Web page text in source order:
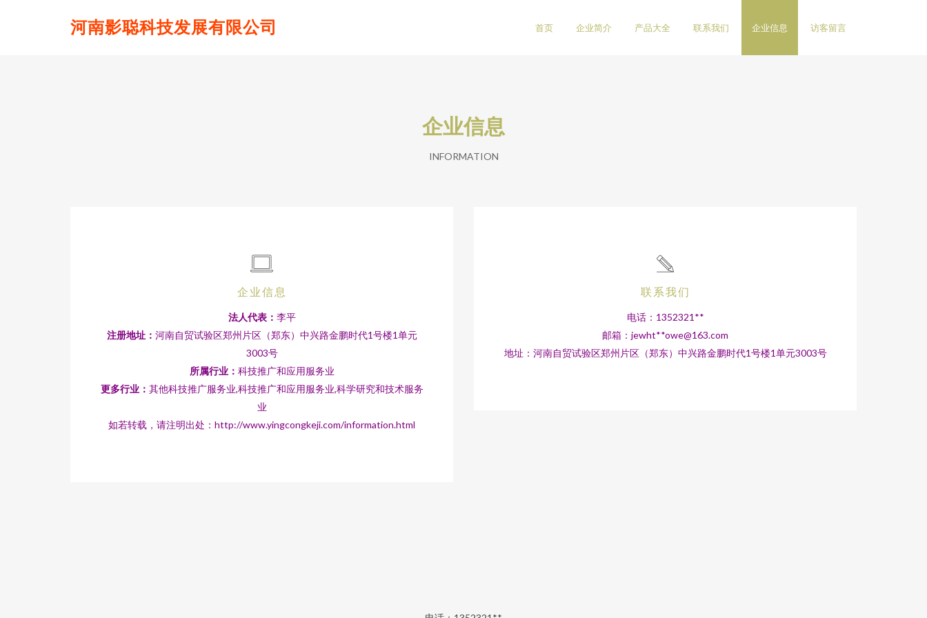
河南影聪科技发展有限公司 首页 企业简介 产品大全 联系我们 企业信息 访客留言
企业信息
INFORMATION
企业信息
法人代表： 李平
注册地址： 河南自贸试验区郑州片区（郑东）中兴路金鹏时代1号楼1单元
3003号
所属行业： 科技推广和应用服务业
更多行业： 其他科技推广服务业,科技推广和应用服务业,科学研究和技术服务
业
如若转载，请注明出处：http://www.yingcongkeji.com/information.html
联系我们
电话：1352321**
邮箱：jewht**owe@163.com
地址：河南自贸试验区郑州片区（郑东）中兴路金鹏时代1号楼1单元3003号